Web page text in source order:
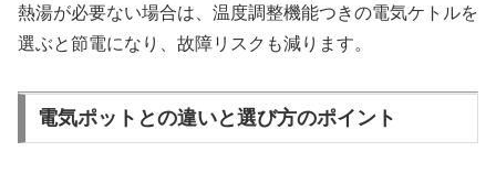
熱湯が必要ない場合は、温度調整機能つきの電気ケトルを
選ぶと節電になり、故障リスクも減ります。
電気ポットとの違いと選び方のポイント